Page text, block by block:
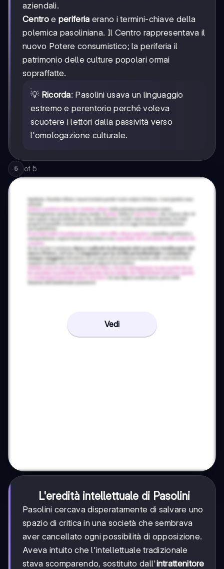
aziendali.
Centroe periferia erano i termini-chiave della
polemica pasoliniana. Il Centro rappresentava il
nuovo Potere consumistico; la periferia il
patrimonio delle culture popolari ormai
sopraffatte.
💡 Ricorda: Pasolini usava un linguaggio
estremo e perentorio perché voleva
scuotere i lettori dalla passività verso
l'omologazione culturale.
5 of 5
Vedi
L'eredità intellettuale di Pasolini
Pasolini cercava disperatamente di salvare uno
spazio di critica in una società che sembrava
aver cancellato ogni possibilità di opposizione.
Aveva intuito che l'intellettuale tradizionale
stava scomparendo, sostituito dall'intrattenitore